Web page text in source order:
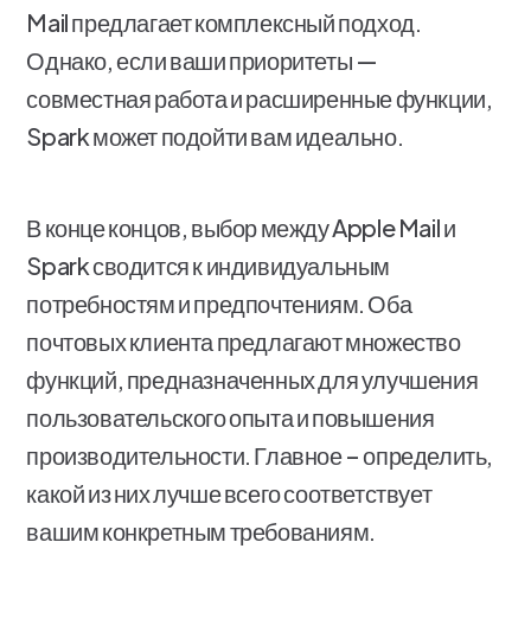
Mail предлагает комплексный подход.
Однако, если ваши приоритеты —
совместная работа и расширенные функции,
Spark может подойти вам идеально.
В конце концов, выбор между Apple Mail и
Spark сводится к индивидуальным
потребностям и предпочтениям. Оба
почтовых клиента предлагают множество
функций, предназначенных для улучшения
пользовательского опыта и повышения
производительности. Главное – определить,
какой из них лучше всего соответствует
вашим конкретным требованиям.